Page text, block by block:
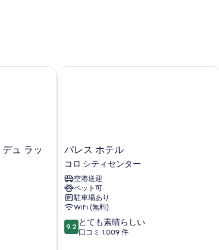
ュ ラッ
ラック
パ
レ
ス
ホ
テ
ル
コ
ロ
シ
パレス ホテル
コロ シティセンター
空港送迎
ペット可
駐車場あり
WiFi (無料)
10
段
9.2 とても素晴らしい
口コミ 1,009 件
パレス ホテル